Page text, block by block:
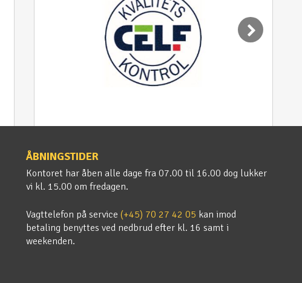
ÅBNINGSTIDER
Kontoret har åben alle dage fra 07.00 til 16.00 dog lukker
vi kl. 15.00 om fredagen.
Vagttelefon på service (+45) 70 27 42 05 kan imod
betaling benyttes ved nedbrud efter kl. 16 samt i
weekenden.